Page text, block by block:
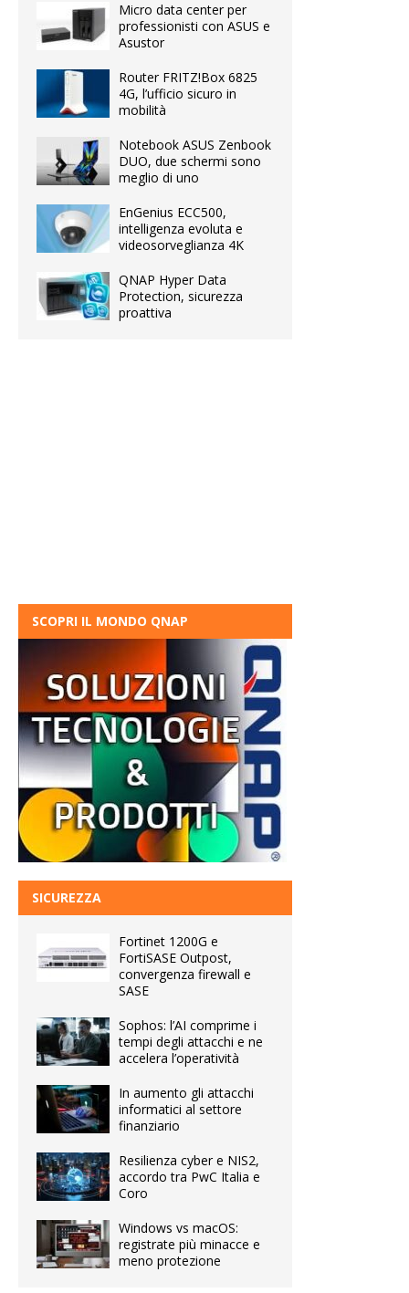
Micro data center per
professionisti con ASUS e
Asustor
Router FRITZ!Box 6825
4G, l’ufficio sicuro in
mobilità
Notebook ASUS Zenbook
DUO, due schermi sono
meglio di uno
EnGenius ECC500,
intelligenza evoluta e
videosorveglianza 4K
QNAP Hyper Data
Protection, sicurezza
proattiva
SCOPRI IL MONDO QNAP
SICUREZZA
Fortinet 1200G e
FortiSASE Outpost,
convergenza firewall e
SASE
Sophos: l’AI comprime i
tempi degli attacchi e ne
accelera l’operatività
In aumento gli attacchi
informatici al settore
finanziario
Resilienza cyber e NIS2,
accordo tra PwC Italia e
Coro
Windows vs macOS:
registrate più minacce e
meno protezione